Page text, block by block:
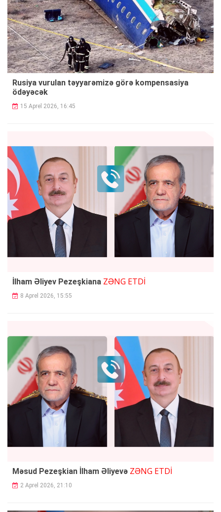
Rusiya vurulan təyyarəmizə görə kompensasiya
ödəyəcək
15 Aprel 2026, 16:45
İlham Əliyev Pezeşkiana ZƏNG ETDİ
8 Aprel 2026, 15:55
Məsud Pezeşkian İlham Əliyevə ZƏNG ETDİ
2 Aprel 2026, 21:10